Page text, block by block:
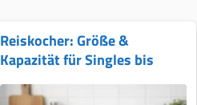
Reiskocher: Größe &
Kapazität für Singles bis
Familien